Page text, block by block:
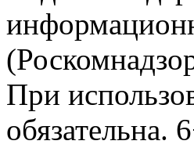
При
обязательна.